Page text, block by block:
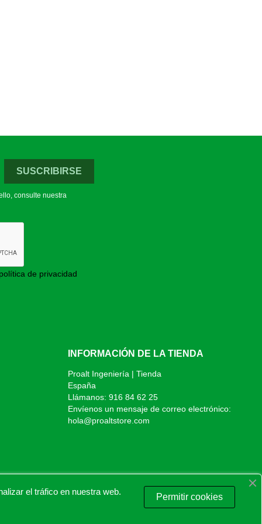
consulte nuestra
de privacidad
INFORMACIÓN DE LA TIENDA
Proalt Ingeniería | Tienda
España
Llámanos: 916 84 62 25
Envíenos un mensaje de correo electrónico:
hola@proaltstore.com
el tráfico en nuestra web.
Permitir cookies